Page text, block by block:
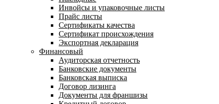
Инвойсы и упаковочные листы
Прайс листы
Сертификаты качества
Сертификат происхождения
Экспортная декларация
Финансовый
Аудиторская отчетность
Банковские документы
Банковская выписка
Договор лизинга
Документы для франшизы